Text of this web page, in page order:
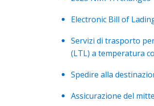
Electronic Bill of
Servizi di trasporto
(LTL) a temperatura
Spedire alla
Assicurazione del